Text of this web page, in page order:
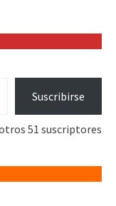
Suscribirse
51 suscriptores